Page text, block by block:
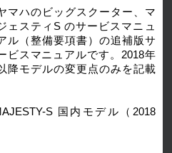
マハのビッグスクーター、マ
ェスティS のサービスマニュ
ル（整備要項書）の追補版サ
ビスマニュアルです。2018年
降モデルの変更点のみを記載
S 国内モデル（2018